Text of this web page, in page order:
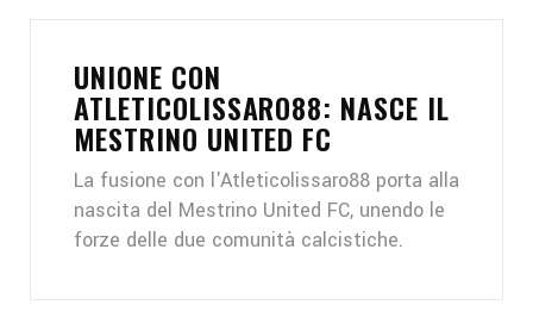
UNIONE CON
ATLETICOLISSARO88: NASCE IL
MESTRINO UNITED FC
La fusione con l'Atleticolissaro88 porta alla
nascita del Mestrino United FC, unendo le
forze delle due comunità calcistiche.